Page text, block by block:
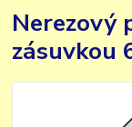
Nerezový
zásuvkou